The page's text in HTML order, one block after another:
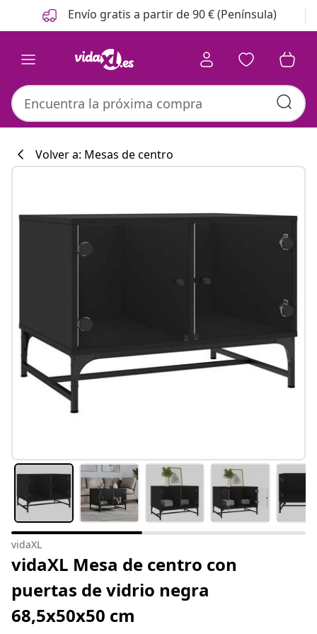
Anterior
Siguiente Envío gratis a partir de 90 € (Península)
Volver a: Mesas de centro
vidaXL
vidaXL Mesa de centro con
puertas de vidrio negra
68,5x50x50 cm